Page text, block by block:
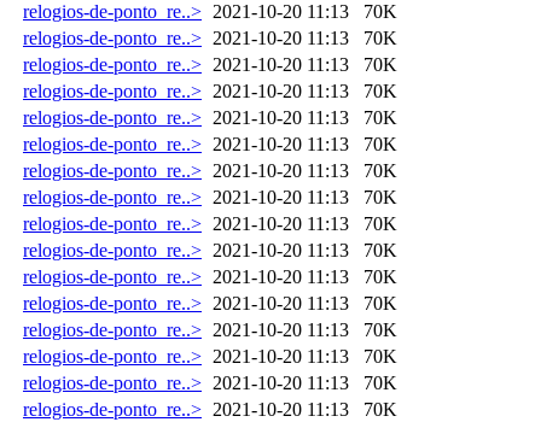
relogios-de-ponto_re..> 2021-10-20 11:13
70K
relogios-de-ponto_re..> 2021-10-20 11:13
70K
relogios-de-ponto_re..> 2021-10-20 11:13
70K
relogios-de-ponto_re..> 2021-10-20 11:13
70K
relogios-de-ponto_re..> 2021-10-20 11:13
70K
relogios-de-ponto_re..> 2021-10-20 11:13
70K
relogios-de-ponto_re..> 2021-10-20 11:13
70K
relogios-de-ponto_re..> 2021-10-20 11:13
70K
relogios-de-ponto_re..> 2021-10-20 11:13
70K
relogios-de-ponto_re..> 2021-10-20 11:13
70K
relogios-de-ponto_re..> 2021-10-20 11:13
70K
relogios-de-ponto_re..> 2021-10-20 11:13
70K
relogios-de-ponto_re..> 2021-10-20 11:13
70K
relogios-de-ponto_re..> 2021-10-20 11:13
70K
relogios-de-ponto_re..> 2021-10-20 11:13
70K
relogios-de-ponto_re..> 2021-10-20 11:13
70K